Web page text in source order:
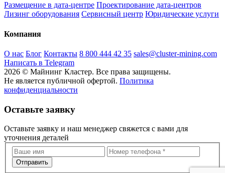
Размещение в дата-центре Проектирование дата-центров
Лизинг оборудования Сервисный центр Юридические услуги
Компания
О нас Блог Контакты 8 800 444 42 35 sales@cluster-mining.com
Написать в Telegram
2026 © Майнинг Кластер. Все права защищены.
Не является публичной офертой. Политика
конфиденциальности
Оставьте заявку
Оставьте заявку и наш менеджер свяжется с вами для
уточнения деталей
Отправить